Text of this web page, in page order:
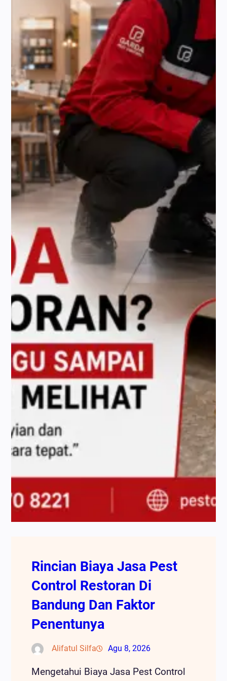
Rincian Biaya Jasa Pest
Control Restoran Di
Bandung Dan Faktor
Penentunya
Alifatul Silfa Agu 8, 2026
Mengetahui Biaya Jasa Pest Control